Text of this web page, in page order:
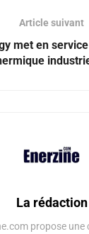
Article suivant
met en
La rédaction
propose une